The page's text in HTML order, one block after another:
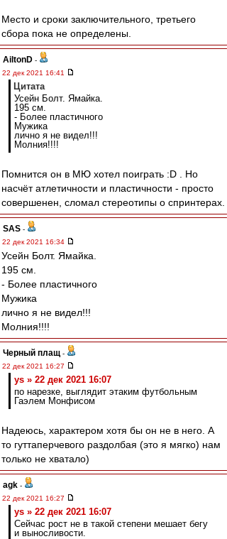
Место и сроки заключительного, третьего
сбора пока не определены.
AiltonD -
22 дек 2021 16:41
Цитата
Усейн Болт. Ямайка.
195 см.
- Более пластичного
Мужика
лично я не видел!!!
Молния!!!!
Помнится он в МЮ хотел поиграть :D . Но
насчёт атлетичности и пластичности - просто
совершенен, сломал стереотипы о спринтерах.
SAS -
22 дек 2021 16:34
Усейн Болт. Ямайка.
195 см.
- Более пластичного
Мужика
лично я не видел!!!
Молния!!!!
Черный плащ -
22 дек 2021 16:27
ys » 22 дек 2021 16:07
по нарезке, выглядит этаким футбольным
Гаэлем Монфисом
Надеюсь, характером хотя бы он не в него. А
то гуттаперчевого раздолбая (это я мягко) нам
только не хватало)
agk -
22 дек 2021 16:27
ys » 22 дек 2021 16:07
Сейчас рост не в такой степени мешает бегу
и выносливости.